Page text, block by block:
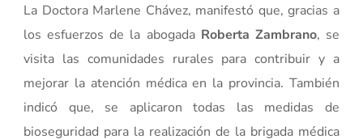
La Doctora Marlene Chávez, manifestó que, gracias a
los esfuerzos de la abogada Roberta Zambrano, se
visita las comunidades rurales para contribuir y a
mejorar la atención médica en la provincia. También
indicó que, se aplicaron todas las medidas de
bioseguridad para la realización de la brigada médica